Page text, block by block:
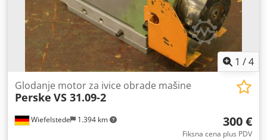
1 /4
Wiefelstede 1.394 km
Glodanje motor za ivice obrade mašine
Perske VS 31.09-2
300 €
Fiksna cena plus PDV